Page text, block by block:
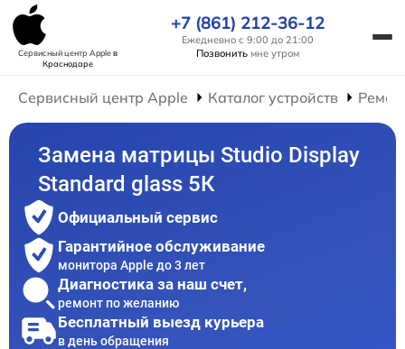
Сервисный центр Appleв
Краснодаре
+7 (861) 212-36-12
Ежедневно с 9:00 до 21:00
Позвонить мне утром
Сервисный центр Apple Каталог устройств
Замена матрицы Studio Display
Standard glass 5К
Официальный сервис
Гарантийное обслуживание
монитора Apple до 3 лет
Диагностика за наш счет,
ремонт по желанию
Бесплатный выезд курьера
в день обращения